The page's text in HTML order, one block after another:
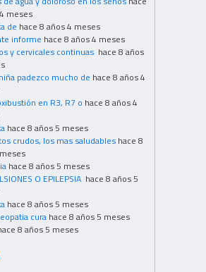
meses
de hace 8 años 4 meses
informe hace 8 años 4 meses
y cervicales continuas hace 8 años
padezco mucho de hace 8 años 4
en R3, R7 o hace 8 años 4
hace 8 años 5 meses
crudos, los mas saludables hace 8
hace 8 años 5 meses
O EPILEPSIA hace 8 años 5
hace 8 años 5 meses
cura hace 8 años 5 meses
8 años 5 meses